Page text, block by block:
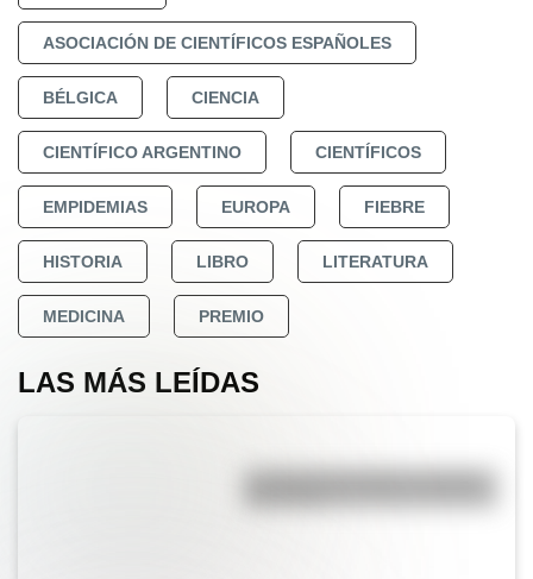
ASOCIACIÓN DE CIENTÍFICOS ESPAÑOLES
BÉLGICA CIENCIA
CIENTÍFICO ARGENTINO CIENTÍFICOS
EMPIDEMIAS EUROPA FIEBRE
HISTORIA LIBRO LITERATURA
MEDICINA PREMIO
LAS MÁS LEÍDAS
La vida de San Martín contada